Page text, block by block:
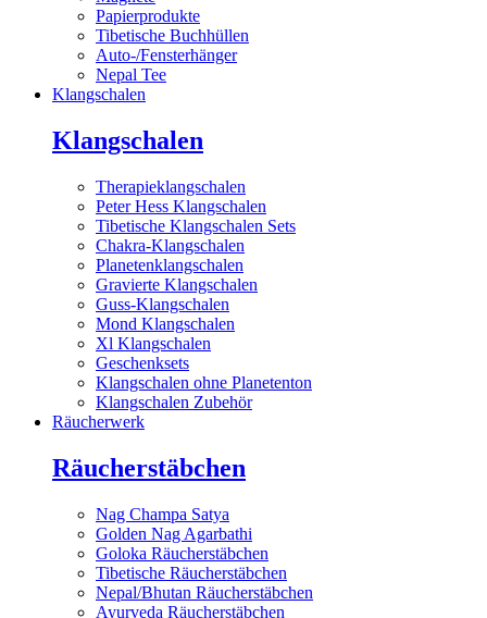
Papierprodukte
Tibetische Buchhüllen
Auto-/Fensterhänger
Nepal Tee
Klangschalen
Klangschalen
Therapieklangschalen
Peter Hess Klangschalen
Tibetische Klangschalen Sets
Chakra-Klangschalen
Planetenklangschalen
Gravierte Klangschalen
Guss-Klangschalen
Mond Klangschalen
Xl Klangschalen
Geschenksets
Klangschalen ohne Planetenton
Klangschalen Zubehör
Räucherwerk
Räucherstäbchen
Nag Champa Satya
Golden Nag Agarbathi
Goloka Räucherstäbchen
Tibetische Räucherstäbchen
Nepal/Bhutan Räucherstäbchen
Ayurveda Räucherstäbchen